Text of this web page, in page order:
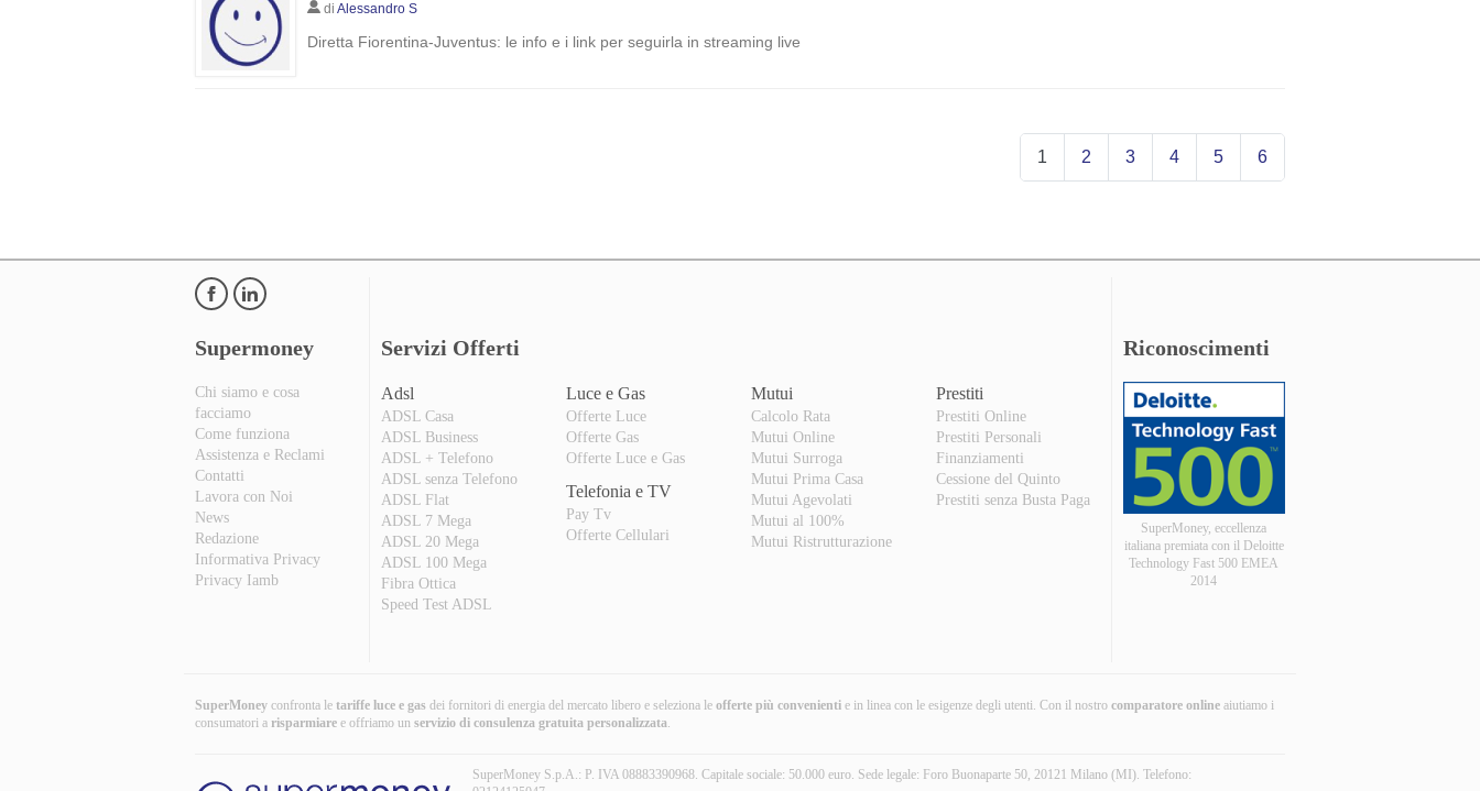
di Alessandro S
Diretta Fiorentina-Juventus: le info e i link per seguirla in streaming live
1 2 3 4 5 6
Supermoney
Chi siamo e cosa
facciamo
Come funziona
Assistenza e Reclami
Contatti
Lavora con Noi
News
Redazione
Informativa Privacy
Privacy Iamb
Servizi Offerti
Adsl
ADSL Casa
ADSL Business
ADSL + Telefono
ADSL senza Telefono
ADSL Flat
ADSL 7 Mega
ADSL 20 Mega
ADSL 100 Mega
Fibra Ottica
Speed Test ADSL
Luce e Gas
Offerte Luce
Offerte Gas
Offerte Luce e Gas
Telefonia e TV
Pay Tv
Offerte Cellulari
Mutui
Calcolo Rata
Mutui Online
Mutui Surroga
Mutui Prima Casa
Mutui Agevolati
Mutui al 100%
Mutui Ristrutturazione
Prestiti
Prestiti Online
Prestiti Personali
Finanziamenti
Cessione del Quinto
Prestiti senza Busta Paga
Riconoscimenti
SuperMoney, eccellenza
italiana premiata con il Deloitte
Technology Fast 500 EMEA
2014
SuperMoney confronta le tariffe luce e gas dei fornitori di energia del mercato libero e seleziona le offerte più convenienti e in linea con le esigenze degli utenti. Con il nostro comparatore online aiutiamo i
consumatori a risparmiare e offriamo un servizio di consulenza gratuita personalizzata.
SuperMoney S.p.A.: P. IVA 08883390968. Capitale sociale: 50.000 euro. Sede legale: Foro Buonaparte 50, 20121 Milano (MI). Telefono: